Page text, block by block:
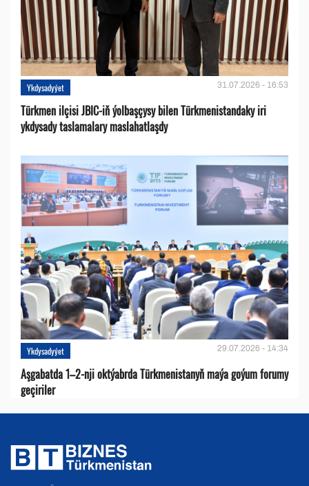
Ykdysadyýet 31.07.2026 - 16:53
Türkmen ilçisi JBIC-iň ýolbaşçysy bilen Türkmenistandaky iri
ykdysady taslamalary maslahatlaşdy
Ykdysadyýet 29.07.2026 - 14:34
Aşgabatda 1–2-nji oktýabrda Türkmenistanyň maýa goýum forumy
geçiriler